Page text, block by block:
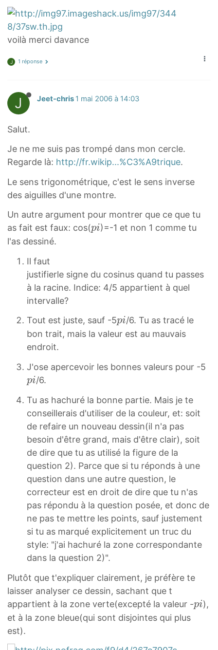
voilà merci davance
J 1 réponse
J Jeet-chris 1 mai 2006 à 14:03
Salut.
Je ne me suis pas trompé dans mon cercle.
Regarde là: http://fr.wikip...%C3%A9trique.
Le sens trigonométrique, c'est le sens inverse
des aiguilles d'une montre.
Un autre argument pour montrer que ce que tu
as fait est faux: cos(p
pi)=-1 et non 1 comme tu
l'as dessiné.
Il faut
justifierle signe du cosinus quand tu passes
à la racine. Indice: 4/5 appartient à quel
intervalle?
Tout est juste, sauf -5p
i
pi/6. Tu as tracé le
bon trait, mais la valeur est au mauvais
endroit.
J'ose apercevoir les bonnes valeurs pour -5
pi/6.
Tu as hachuré la bonne partie. Mais je te
conseillerais d'utiliser de la couleur, et: soit
de refaire un nouveau dessin(il n'a pas
besoin d'être grand, mais d'être clair), soit
de dire que tu as utilisé la figure de la
question 2). Parce que si tu réponds à une
question dans une autre question, le
correcteur est en droit de dire que tu n'as
pas répondu à la question posée, et donc de
ne pas te mettre les points, sauf justement
si tu as marqué explicitement un truc du
style: "j'ai hachuré la zone correspondante
dans la question 2)".
Plutôt que t'expliquer clairement, je préfère te
laisser analyser ce dessin, sachant que t
appartient à la zone verte(excepté la valeur -p
pi),
et à la zone bleue(qui sont disjointes qui plus
est).